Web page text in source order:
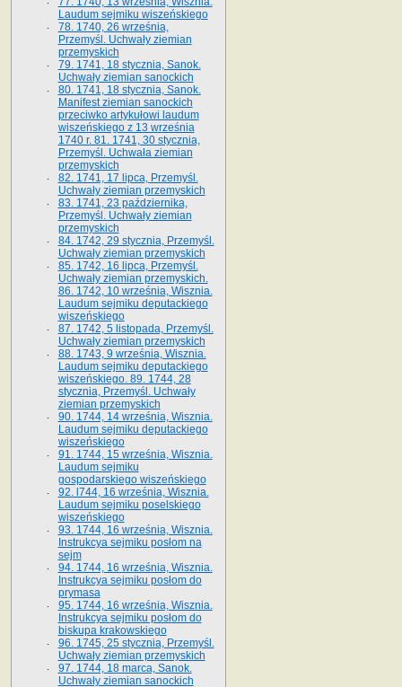
Laudum sejmiku wiszeńskiego
78. 1740, 26 września,
Przemyśl. Uchwały ziemian
przemyskich
79. 1741, 18 stycznia, Sanok.
Uchwały ziemian sanockich
80. 1741, 18 stycznia, Sanok.
Manifest ziemian sanockich
przeciwko artykułowi laudum
wiszeńskiego z 13 wrze­śnia
1740 r. 81. 1741, 30 stycznia,
Przemyśl. Uchwała ziemian
przemyskich
82. 1741, 17 lipca, Przemyśl.
Uchwały ziemian przemyskich
83. 1741, 23 października,
Przemyśl. Uchwały ziemian
przemyskich
84. 1742, 29 stycznia, Przemyśl.
Uchwały ziemian przemyskich
85. 1742, 16 lipca, Przemyśl.
Uchwały ziemian przemyskich.
86. 1742, 10 września, Wisznia.
Laudum sejmiku deputackiego
wiszeńskiego
87. 1742, 5 listopada, Przemyśl.
Uchwały ziemian przemyskich
88. 1743, 9 września, Wisznia.
Laudum sejmiku deputackiego
wiszeńskiego. 89. 1744, 28
stycznia, Przemyśl. Uchwały
ziemian przemyskich
90. 1744, 14 września, Wisznia.
Laudum sejmiku deputackiego
wiszeńskiego
91. 1744, 15 września, Wisznia.
Laudum sejmiku
gospodarskiego wiszeńskiego
92. l744, 16 września, Wisznia.
Laudum sejmiku poselskiego
wiszeńskiego
93. 1744, 16 września, Wisznia.
Instrukcya sejmiku posłom na
sejm
94. 1744, 16 września, Wisznia.
Instrukcya sejmiku posłom do
prymasa
95. 1744, 16 września, Wisznia.
Instrukcya sejmiku posłom do
biskupa krakowskiego
96. 1745, 25 stycznia, Przemyśl.
Uchwały ziemian przemyskich
97. 1744, 18 marca, Sanok.
Uchwały ziemian sanockich